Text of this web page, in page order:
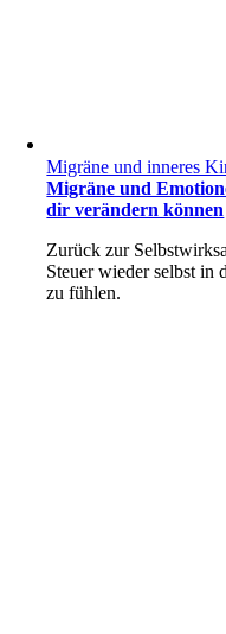
Migräne und inneres
Migräne und
dir verändern können
Zurück zur
Steuer wieder selbst in
zu fühlen.